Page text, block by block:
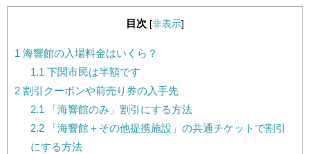
目次 [非表示]
1 海響館の入場料金はいくら？
1.1 下関市民は半額です
2 割引クーポンや前売り券の入手先
2.1 「海響館のみ」割引にする方法
2.2「海響館＋その他提携施設」の共通チケットで割引
にする方法